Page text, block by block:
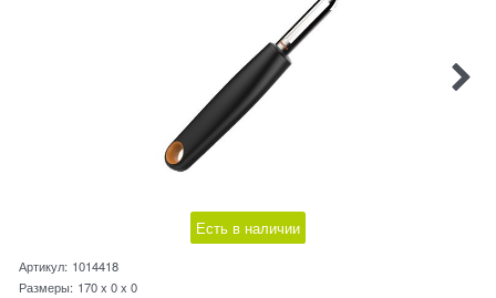
Есть в наличии
Артикул: 1014418
Размеры: 170 x 0 x 0